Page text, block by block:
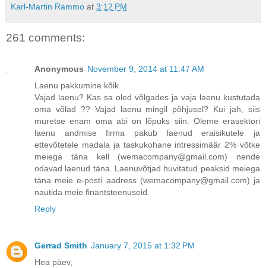
Karl-Martin Rammo at 3:12 PM
261 comments:
Anonymous November 9, 2014 at 11:47 AM
Laenu pakkumine kõik
Vajad laenu? Kas sa oled võlgades ja vaja laenu kustutada
oma võlad ?? Vajad laenu mingil põhjusel? Kui jah, siis
muretse enam oma abi on lõpuks siin. Oleme erasektori
laenu andmise firma pakub laenud eraisikutele ja
ettevõtetele madala ja taskukohane intressimäär 2% võtke
meiega täna kell (wemacompany@gmail.com) nende
odavad laenud täna. Laenuvõtjad huvitatud peaksid meiega
täna meie e-posti aadress (wemacompany@gmail.com) ja
nautida meie finantsteenuseid.
Reply
Gerrad Smith January 7, 2015 at 1:32 PM
Hea päev,